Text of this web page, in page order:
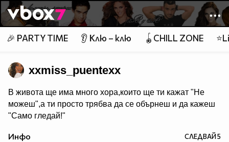
Member of
👾
🎉 PARTY TIME 👂 Клю – клю 🪀CHILL ZONE
xxmiss_puentexx
В живота ще има много хора,които ще ти кажат "Не
можеш",а ти просто трябва да се обърнеш и да кажеш
"Само гледай!"
Инфо СЛЕДВАЙ5